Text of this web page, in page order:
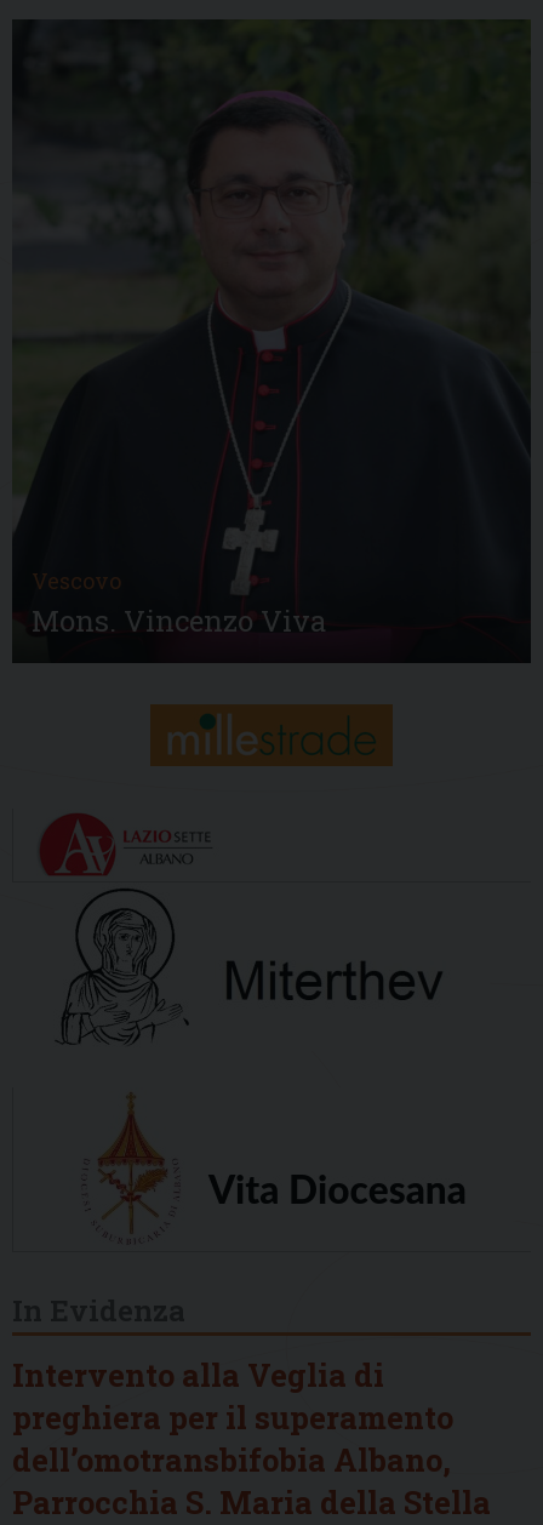
Vescovo
Mons. Vincenzo Viva
Intervento alla Veglia di
preghiera per il superamento
dell’omotransbifobia Albano,
Parrocchia S. Maria della Stella